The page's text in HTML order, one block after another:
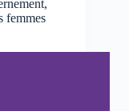
femmes